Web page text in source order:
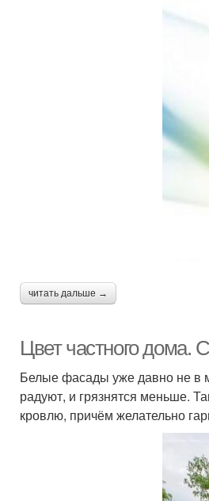
читать дальше →
Цвет частного дома.
Белые фасады уже давно не в
радуют, и грязнятся меньше.
кровлю, причём желательно